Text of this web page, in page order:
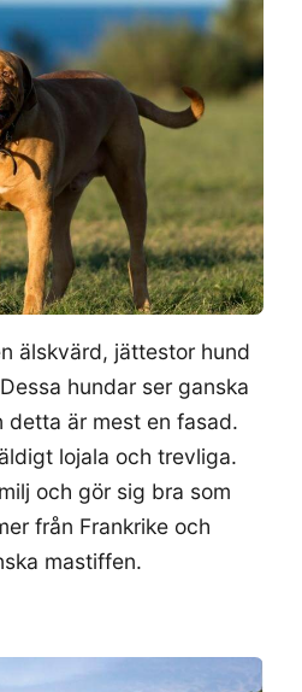
älskvärd, jättestor hund
hundar ser ganska
detta är mest en fasad.
lojala och trevliga.
och gör sig bra som
från Frankrike och
mastiffen.